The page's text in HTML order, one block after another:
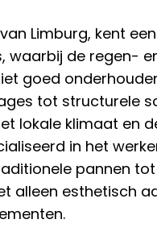
Limburg, kent
waarbij de regen-
goed
tot structurele
lokale klimaat en
in het
pannen
alleen esthetisch